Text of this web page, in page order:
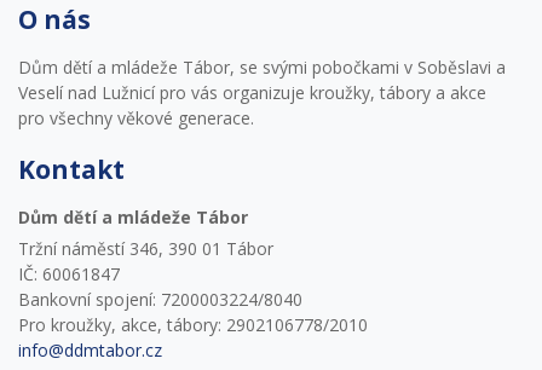
O nás
Dům dětí a mládeže Tábor, se svými pobočkami v Soběslavi a
Veselí nad Lužnicí pro vás organizuje kroužky, tábory a akce
pro všechny věkové generace.
Kontakt
Dům dětí a mládeže Tábor
Tržní náměstí 346, 390 01 Tábor
IČ: 60061847
Bankovní spojení: 7200003224/8040
Pro kroužky, akce, tábory: 2902106778/2010
info@ddmtabor.cz